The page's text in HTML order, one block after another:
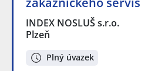
INDEX NOSLUŠ s.r.o.
Plzeň
Plný úvazek